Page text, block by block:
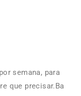
semana, para
que precisar.Ba